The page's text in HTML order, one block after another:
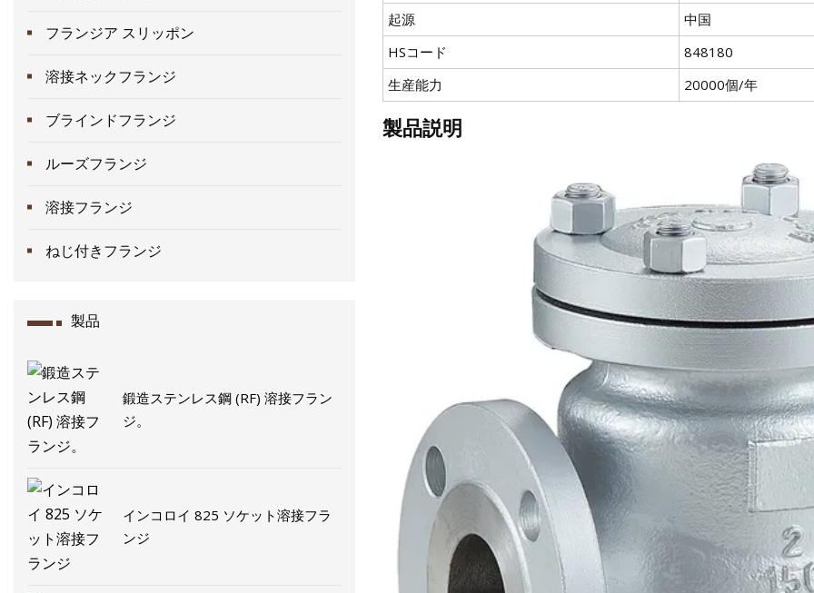
フランジア スリッポン
溶接ネックフランジ
ブラインドフランジ
ルーズフランジ
溶接フランジ
ねじ付きフランジ
製品
鍛造ステンレス鋼 (RF) 溶接フラン
ジ。
インコロイ 825 ソケット溶接フラ
ンジ
起源
中国
HSコード
848180
生産能力
20000個/年
製品説明